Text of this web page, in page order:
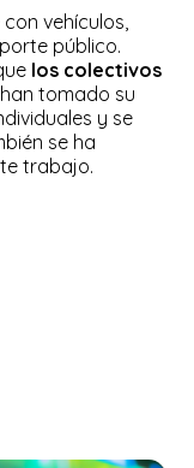
vehículos,
público.
los colectivos
tomado su
y se
se ha
trabajo.